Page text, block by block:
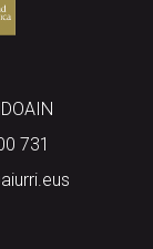
731